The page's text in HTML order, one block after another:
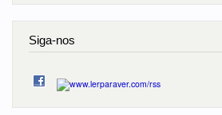
Siga-nos